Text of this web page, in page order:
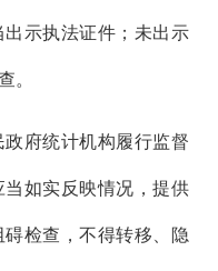
示执法证件；未出示
。
府统计机构履行监督
如实反映情况，提供
检查，不得转移、隐